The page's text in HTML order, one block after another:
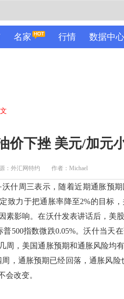
名家 行情 数据中心
价下挫 美元/加元
：外汇网特约 作者：Michael
周三表示，随着近期通胀预期
致力于把通胀率降至2%的目标
素影响。在沃什发表讲话后，美
普500指数微跌0.05%。沃什当天
周，美国通胀预期和通胀风险均
，通胀预期已经回落，通胀风
会改变。